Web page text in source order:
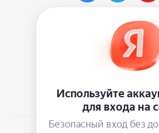
Наши